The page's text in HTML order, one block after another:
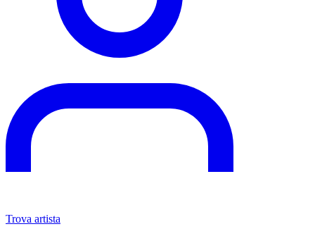
Trova artista